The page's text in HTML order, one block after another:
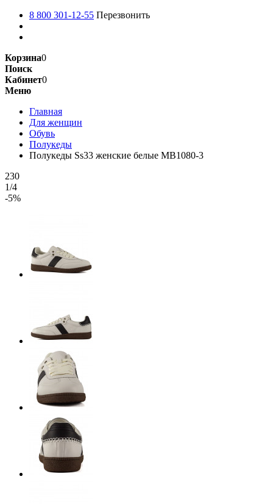
8 800 301-12-55 Перезвонить
Корзина0
Поиск
Кабинет0
Меню
Главная
Для женщин
Обувь
Полукеды
Полукеды Ss33 женские белые MB1080-3
230
1/4
-5%